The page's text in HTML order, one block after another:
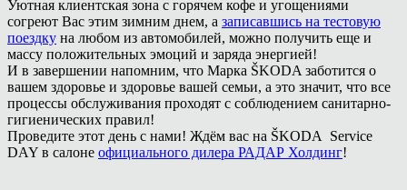
Уютная клиентская зона с горячем кофе и угощениями
согреют Вас этим зимним днем, а записавшись на тестовую
поездку на любом из автомобилей, можно получить еще и
массу положительных эмоций и заряда энергией!
И в завершении напомним, что Марка ŠKODA заботится о
вашем здоровье и здоровье вашей семьи, а это значит, что все
процессы обслуживания проходят с соблюдением санитарно-
гигиенических правил!
Проведите этот день с нами! Ждём вас на ŠKODA Service
DAY в салоне официального дилера РАДАР Холдинг!